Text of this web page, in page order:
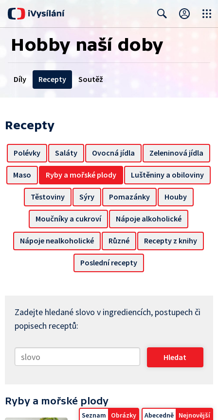
Hobby naší doby
Díly Recepty Soutěž
Recepty
Polévky Saláty Ovocná jídla Zeleninová jídla
Maso Ryby a mořské plody Luštěniny a obiloviny
Těstoviny Sýry Pomazánky Houby
Moučníky a cukroví Nápoje alkoholické
Nápoje nealkoholické Různé Recepty z knihy
Poslední recepty
Zadejte hledané slovo v ingrediencích, postupech či
popisech receptů:
Ryby a mořské plody
Seznam Obrázky Abecedně Nejnovější